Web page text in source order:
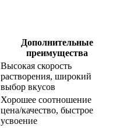
Дополнительные
преимущества
Высокая скорость
растворения, широкий
выбор вкусов
Хорошее соотношение
цена/качество, быстрое
усвоение